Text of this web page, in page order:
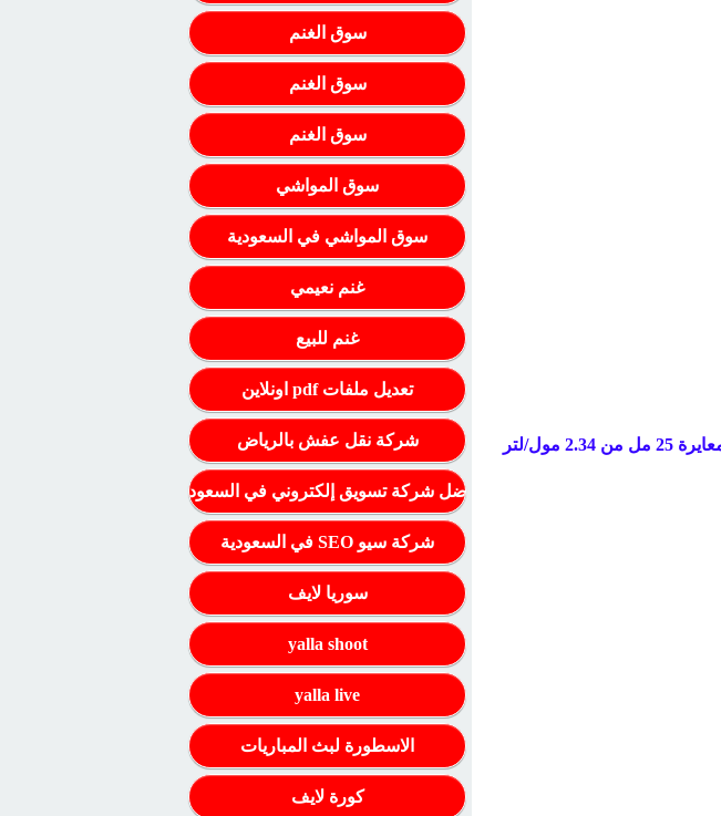
احسب حجم محلول 1.24 مول/لتر من NaOH اللازم لمعايرة 25 مل من 2.34 مول/لتر
سوق الغنم
سوق الغنم
سوق الغنم
سوق المواشي
سوق المواشي في السعودية
غنم نعيمي
غنم للبيع
تعديل ملفات pdf اونلاين
شركة نقل عفش بالرياض
أفضل شركة تسويق إلكتروني في السعودية
شركة سيو SEO في السعودية
سوريا لايف
yalla shoot
yalla live
الاسطورة لبث المباريات
كورة لايف